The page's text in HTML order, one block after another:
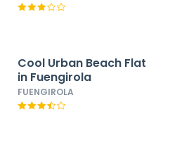
Cool Urban Beach Flat
in Fuengirola
FUENGIROLA